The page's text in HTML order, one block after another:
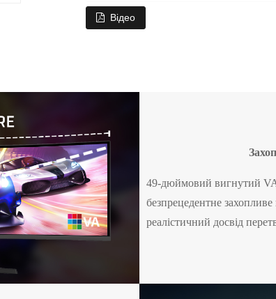
Відео
49-дюймовий вигнутий
безпрецедентне
реалістичний досвід